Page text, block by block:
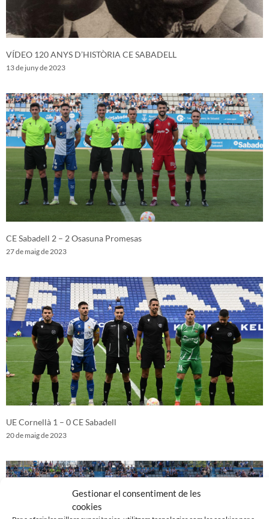
Gestionar el consentiment de les
cookies
VÍDEO 120 ANYS D’HISTÒRIA CE SABADELL
13 de juny de 2023
CE Sabadell 2 – 2 Osasuna Promesas
27 de maig de 2023
UE Cornellà 1 – 0 CE Sabadell
20 de maig de 2023